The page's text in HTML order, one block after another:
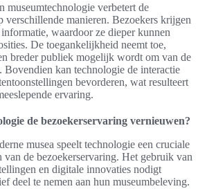
museumtechnologie verbetert de
verschillende manieren. Bezoekers krijgen
waardoor ze dieper kunnen
De toegankelijkheid neemt toe,
breder publiek mogelijk wordt om van de
Bovendien kan technologie de interactie
bevorderen, wat resulteert
ervaring.
de bezoekerservaring vernieuwen?
musea speelt technologie een cruciale
de bezoekerservaring. Het gebruik van
en digitale innovaties nodigt
deel te nemen aan hun museumbeleving.